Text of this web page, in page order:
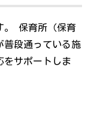
。 保育所（保育
普段通っている施
をサポートしま